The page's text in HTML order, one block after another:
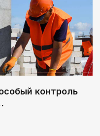
контроль